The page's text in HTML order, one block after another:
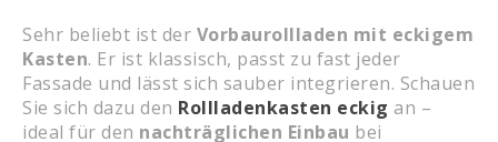
Sehr beliebt ist der Vorbaurollladen mit eckigem
Kasten. Er ist klassisch, passt zu fast jeder
Fassade und lässt sich sauber integrieren. Schauen
Sie sich dazu den Rollladenkasten eckig an –
ideal für den nachträglichen Einbau bei